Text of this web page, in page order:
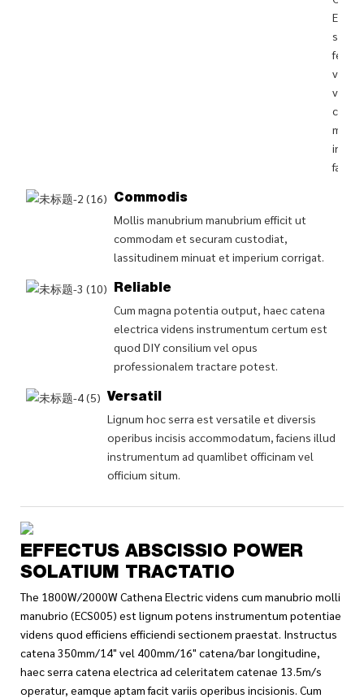
velox
Commodis
Mollis manubrium manubrium efficit ut
commodam et securam custodiat,
lassitudinem minuat et imperium corrigat.
Reliable
Cum magna potentia output, haec catena
electrica videns instrumentum certum est
quod DIY consilium vel opus
professionalem tractare potest.
Versatil
Lignum hoc serra est versatile et diversis
operibus incisis accommodatum, faciens illud
instrumentum ad quamlibet officinam vel
officium situm.
EFFECTUS ABSCISSIO POWER
SOLATIUM TRACTATIO
The 1800W/2000W Cathena Electric videns cum manubrio molli
manubrio (ECS005) est lignum potens instrumentum potentiae
videns quod efficiens efficiendi sectionem praestat. Instructus
catena 350mm/14" vel 400mm/16" catena/bar longitudine,
haec serra catena electrica ad celeritatem catenae 13.5m/s
operatur, eamque aptam facit variis operibus incisionis. Cum